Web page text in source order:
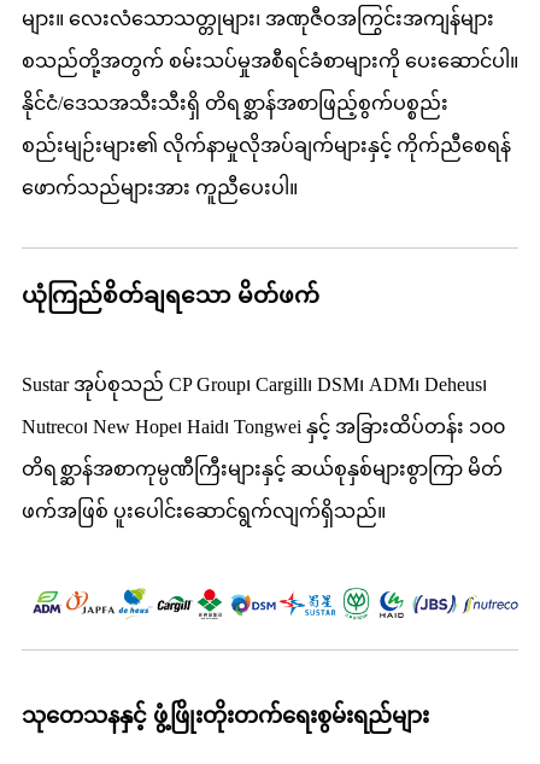
များ။ လေးလံသောသတ္တုများ၊ အဏုဇီဝအကြွင်းအကျန်များ
စသည်တို့အတွက် စမ်းသပ်မှုအစီရင်ခံစာများကို ပေးဆောင်ပါ။
နိုင်ငံ/ဒေသအသီးသီးရှိ တိရစ္ဆာန်အစာဖြည့်စွက်ပစ္စည်း
စည်းမျဉ်းများ၏ လိုက်နာမှုလိုအပ်ချက်များနှင့် ကိုက်ညီစေရန်
ဖောက်သည်များအား ကူညီပေးပါ။
ယုံကြည်စိတ်ချရသော မိတ်ဖက်
Sustar အုပ်စုသည် CP Group၊ Cargill၊ DSM၊ ADM၊ Deheus၊
Nutreco၊ New Hope၊ Haid၊ Tongwei နှင့် အခြားထိပ်တန်း ၁၀၀
တိရစ္ဆာန်အစာကုမ္ပဏီကြီးများနှင့် ဆယ်စုနှစ်များစွာကြာ မိတ်
ဖက်အဖြစ် ပူးပေါင်းဆောင်ရွက်လျက်ရှိသည်။
သုတေသနနှင့် ဖွံ့ဖြိုးတိုးတက်ရေးစွမ်းရည်များ